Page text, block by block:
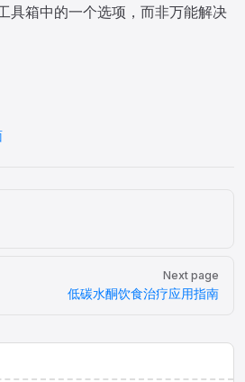
具箱中的一个选项，而非万能解决
Next page
低碳水酮饮食治疗应用指南